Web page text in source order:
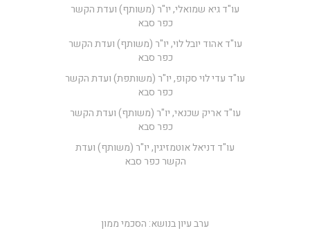
עו"ד גיא שמואלי, יו"ר (משותף) ועדת הקשר
כפר סבא
עו"ד אהוד יובל לוי, יו"ר (משותף) ועדת הקשר
כפר סבא
עו"ד עדי לוי סקופ, יו"ר (משותפת) ועדת הקשר
כפר סבא
עו"ד אריק שכנאי, יו"ר (משותף) ועדת הקשר
כפר סבא
עו"ד דניאל אוטמזיגין, יו"ר (משותף) ועדת
הקשר כפר סבא
ערב עיון בנושא: הסכמי ממון